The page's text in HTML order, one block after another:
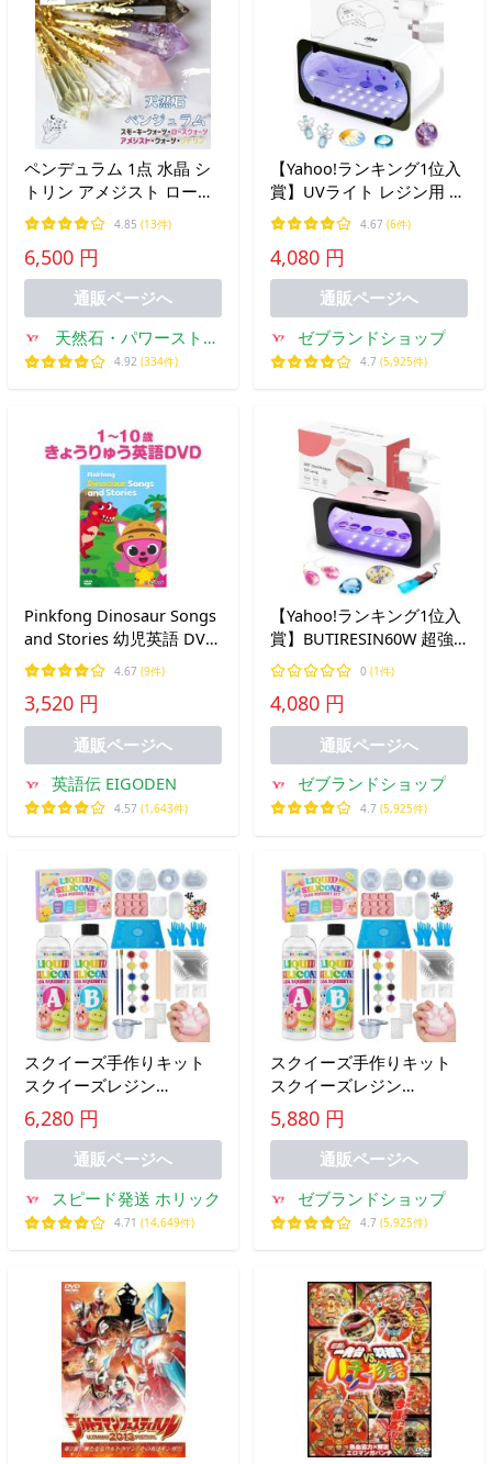
ペンデュラム 1点 水晶 シ
トリン アメジスト ローズ
クォーツ 振り子 ダウンジ
ング 天然石 パワーストー
ン 占い
4.85 (13件)
6,500 円
通販ページへ
天然石・パワーストー
ンのお店 Pasmii
4.92 (334件)
【Yahoo!ランキング1位入
賞】UVライト レジン用 両
面照射 360度光源 4段階時
間調節 MDM (ホワイト,
48W 48LEDs)
4.67 (6件)
4,080 円
通販ページへ
ゼブランドショップ
4.7 (5,925件)
Pinkfong Dinosaur Songs
and Stories 幼児英語 DVD
爆買 英語教材 英語の歌 英
語 歌 子供 幼児 ピンキッ
ツ 恐竜 ダイナソー
4.67 (9件)
3,520 円
通販ページへ
英語伝 EIGODEN
4.57 (1,643件)
【Yahoo!ランキング1位入
賞】BUTIRESIN60W 超強
力 UVランプUV レジン ラ
イト - (ピンク, ピンク
60W)
0 (1件)
4,080 円
通販ページへ
ゼブランドショップ
4.7 (5,925件)
スクイーズ手作りキット
スクイーズレジン
10oz+10oz大容量 AB液セ
ット 1:1配合 DIY 初心者向
け MDM
6,280 円
通販ページへ
スピード発送 ホリック
4.71 (14,649件)
スクイーズ手作りキット
スクイーズレジン
10oz+10oz大容量 AB液セ
ット 1:1配合 DIY 初心者向
5,880 円
通販ページへ
ゼブランドショップ
4.7 (5,925件)